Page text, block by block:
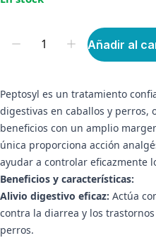
Añadir al
Peptosyl es un tratamiento
digestivas en caballos y perros,
beneficios con un amplio
única proporciona acción
ayudar a controlar eficazmente
Beneficios y características:
Alivio digestivo eficaz: Actúa
contra la diarrea y los
perros.